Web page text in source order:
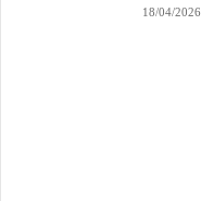
18/04/2026